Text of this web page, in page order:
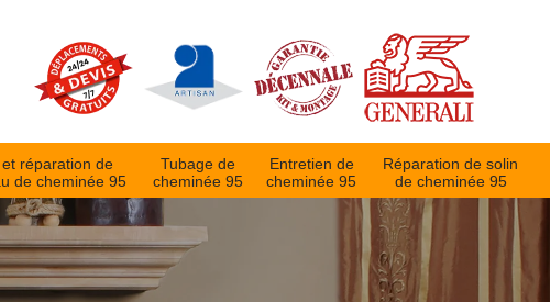
et réparation de
de cheminée 95
Tubage de
cheminée 95
Entretien de
cheminée 95
Réparation de solin
de cheminée 95